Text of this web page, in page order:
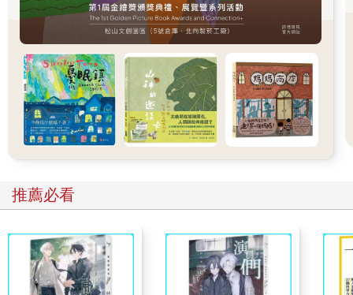
無縹緲了，生活在抽象的漩渦之中，和真實世界疏遠。她掙扎著
念完醫學院，我卻不知怎地，很顯然「連本書都沒打開」就輕輕
鬆鬆大學畢業，這當然是假話，但她始終深信不疑。而在她每天
都冒著生命危險穿越抗議警戒線，以提供貧窮女性健康照護，包
括假如她們想要的話，也協助墮胎時；我卻在釣魚、鋸木、撰寫
內容稠密的晦澀小說、教授一群青澀生嫩的加州知識分子俄國形
式主義。但假如說她對我還算是冷淡，那對我哥就可以說是冷若
冰霜了，我哥是賺大錢的整形名醫，住在亞利桑那州史考茲谷，
比爾有老婆和兩個小孩，但我們都知道他是男同志。麗莎不喜歡
比爾，並不是因為他的性傾向，而是因為他行醫不為別的，只為
我偶爾會幻想，我哥和我姐以我為榮，因為我的書，即便他們認
次指出的，當時我父母正在和一些朋友稱讚我的成就，「你他媽
就算拿鵝卵石擦屁股，他們也會表現成這樣啦。」在他說這話之
前，我就心知肚明了，可真正聽到還是讓人滿洩氣，他接著又補
充，「也不是說他們沒有以你為榮的權利。」沒說出口，但頗為
推薦必看